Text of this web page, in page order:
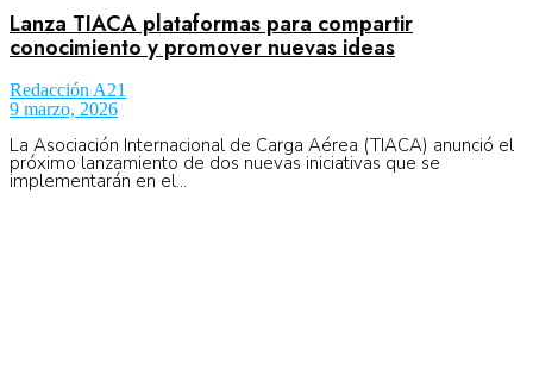
Lanza TIACA plataformas para compartir
conocimiento y promover nuevas ideas
Redacción A21
9 marzo, 2026
La Asociación Internacional de Carga Aérea (TIACA) anunció el
próximo lanzamiento de dos nuevas iniciativas que se
implementarán en el...